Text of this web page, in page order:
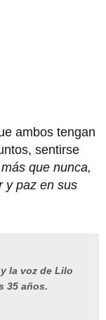
ambos tengan
sentirse
que nunca,
y paz en sus
la voz de Lilo
35 años.